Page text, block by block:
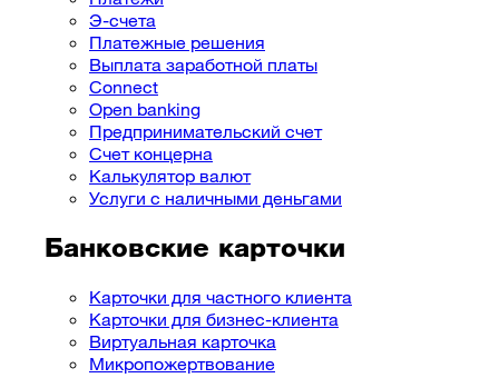
Э-счета
Платежные решения
Выплата заработной платы
Connect
Open banking
Предпринимательский cчет
Cчет концерна
Калькулятор валют
Услуги с наличными деньгами
Банковские карточки
Карточки для частного клиента
Карточки для бизнес-клиента
Виртуальная карточка
Микропожертвование